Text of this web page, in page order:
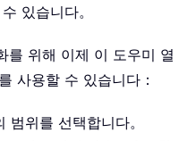
있습니다。
를 위해 이제 이 도우미 열
사용할 수 있습니다：
위를 선택합니다。